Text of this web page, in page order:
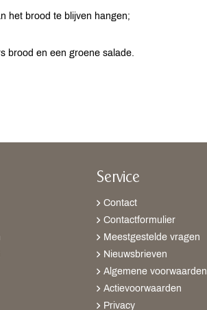
het brood te blijven hangen;
brood en een groene salade.
Service
Contact
Contactformulier
Meestgestelde vragen
Nieuwsbrieven
Algemene voorwaarden
Actievoorwaarden
Privacy